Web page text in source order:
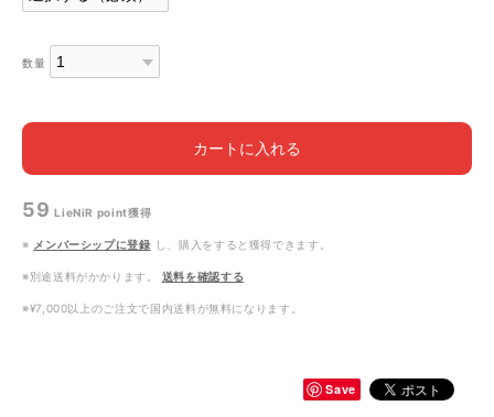
数量
カートに入れる
59 LieNiR point獲得
※ メンバーシップに登録 し、購入をすると獲得できます。
※別途送料がかかります。 送料を確認する
※¥7,000以上のご注文で国内送料が無料になります。
Save